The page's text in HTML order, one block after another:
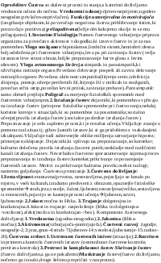
Opredelitev:Čustva so duševni procesi in stanja,s katerimi doživljamo
vrednostni odnos do nečesa. Vrednostni odnos(prijeten-neprijeten;ugoden-
neugoden;privlačen-neprivlačen). Funkcije:usmerjevalna in motivirajoča
(izogibanje objektom,ki povzročajo negativna čustva;približevanje tistim,ki
povzročajo pozitivna);prilagoditvena(ležje obvladujemo okolje in se mu
prilagajamo). 1.Sestavine:Fiziologija:Namen čustvenega vzburjenja:priprava
organizma za povečano aktivnost v dogodku,ki izzove čustvo in je za nas
pomemben. Vloga možganov:hipotalamus,limbični sistem,hemisferi:desna
bolj udeležena pri čustvenem vzburjenju,leva pa pri zaviranju čustev (večja
izraznost leve strani obraza,boljše prepoznavanje barve glasu z levim
ušesom). Vloga avtonomnega živčevja:simpatik in parasimpatik,ki
oživčujeta notranje organe.Povečano delovanje pospeši ali zavira delovanje
notranjih organov.Povečana aktivnost:simpatika(širjenje zenic,inhibicija
slinjenja, potenje,oženje perifernih žil,širjenje žil v mišicah in možganih,
povečan srčni utrip,povečan krvni pritisk,zaviranje prebave). Parasimpatik:
samo obrneš prejšnje.Poligraf:za merjenje fizioloških sprememb med
čustvenim vzburjenjem. 2.Izražanje čustev:dejavniki,ki pomembno vplivajo
na izražanje čustev (prirojene fiziološke spremembe pri čustvovanju;nekdaj
koristne kretnje v situacijah,ki so pomembne za posameznika;socialno
učenje(pravila izražanja čustev);socialne posledice izražanja čustev).
Prepoznavanje je zelo zapleten proces,ki je rezultat učenja.Vključuje znanje o
pomenu:razl.situacij; gibov;lastnih izrazov,ki si ga pridobimo z vsakdanjimi
izkušnjami.Vključuje tudi zahtevnejše oblike mišljenja:ustvarjanje hipotez;
primerjave;sklepanje. Dejavniki,ki vplivajo na prepoznavanje,so:kontekst;
kulturno določena pravila izražanja;časovni potek;neskladje med različnimi
kanali izražanja čustev. Neverbalno čustveno sporazumevanje zajema:proces
prepoznavanja in izražanja čustev;kontekst;prikrivanje in ponarejanje
čustvenih izrazov. Motivi za prikrivanje:kulturna pravila;osebni razlogi;
namerno goljufanje. Čustveno pronicanje. 3.Čustveno doživljanje:
1.Sestavljenost:enostavna(prvotna, nesestavljena,pojavljajo se kmalu po
rojstvu,v vseh kulturah,izražamo predvsem z obrazom,opaznejše fiziološke
spremembe strah,jeza,veselje, žalost,ljubezen;sestavljena(veliko,sestavljena
iz enostavnih,pojavijo se kasneje,procesi učenja ljubezen,zavist,
ljubosumje. 2.Jakost:močna in šibka. 3.Trajanje:dolgotrajna in
kratkotrajna.4.Jakost in trajanje: razpoloženje (šibka in dolgotrajna-
>otožnost),afekt(močna in kratkotrajan->bes). Komponente čustvenega
doživljanaj:1.Vrednostna (ugodna-neugodna);2.Jakostna (šibka-
močna);3.Aktivnostna(vzburjajoča-pomirjajoča). Čustveni razvoj: (ugodje,
neugodje-2,3;jeza,gnus-4;strah-7;ljubezen-14;veselost,ljubosumje-15;radost-
20).Čustvena zrelost:1.Ustreznost čustvenih izzivov(situacija);2.Razvitost
in primerna kontrola čustvenih izrazov (nezmožnost čustvene kontrole,
pretirana kontrola);3.Pestrost in kompleksnost čustev .Skrivanje čustev
(čustvo doživljamo,a ga ne pokažemo)Maskiranje čustev(čustvo doživljamo,
nočemo ga izraziti,druge želimo prepričati v nasprotno).